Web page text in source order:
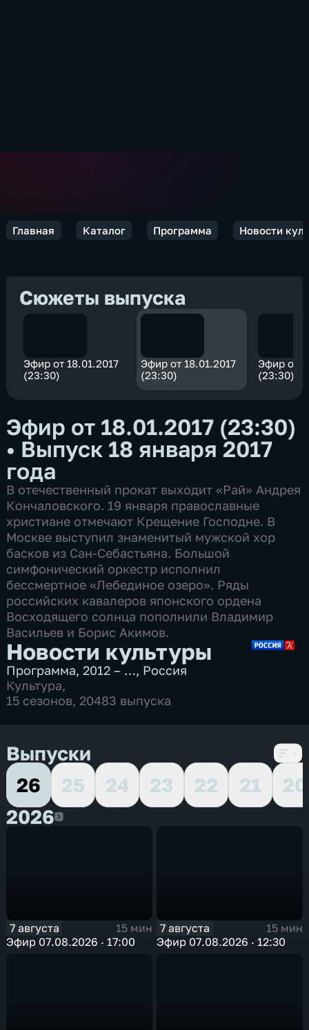
Главная Каталог Программа Новости
Сюжеты выпуска
Эфир от 18.01.2017
(23:30)
Эфир от 18.01.2017
(23:30)
Эфир от
(23:30)
Эфир от 18.01.2017 (23:30)
• Выпуск 18 января 2017
года
В отечественный прокат выходит «Рай» Андрея
Кончаловского. 19 января православные
христиане отмечают Крещение Господне. В
Москве выступил знаменитый мужской хор
басков из Сан-Себастьяна. Большой
симфонический оркестр исполнил
бессмертное «Лебединое озеро». Ряды
российских кавалеров японского ордена
Восходящего солнца пополнили Владимир
Васильев и Борис Акимов.
Новости культуры
Программа,2012 – …, Россия
Культура,
15 сезонов, 20483 выпуска
Выпуски
26
25 24 23 22 21
20
20262026
7 августа
15 мин
Эфир 07.08.2026 · 17:00
7 августа
15 мин
Эфир 07.08.2026 · 12:30